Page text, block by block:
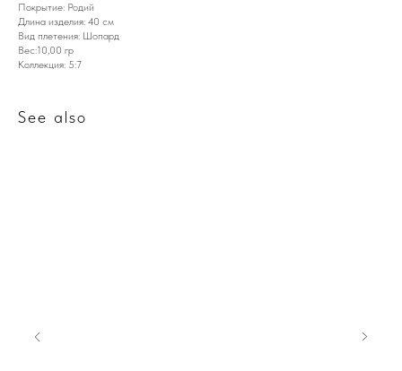
Покрытие: Родий
Длина изделия: 40 см
Вид плетения: Шопард
Вес:10,00 гр
Коллекция: 5:7
See also